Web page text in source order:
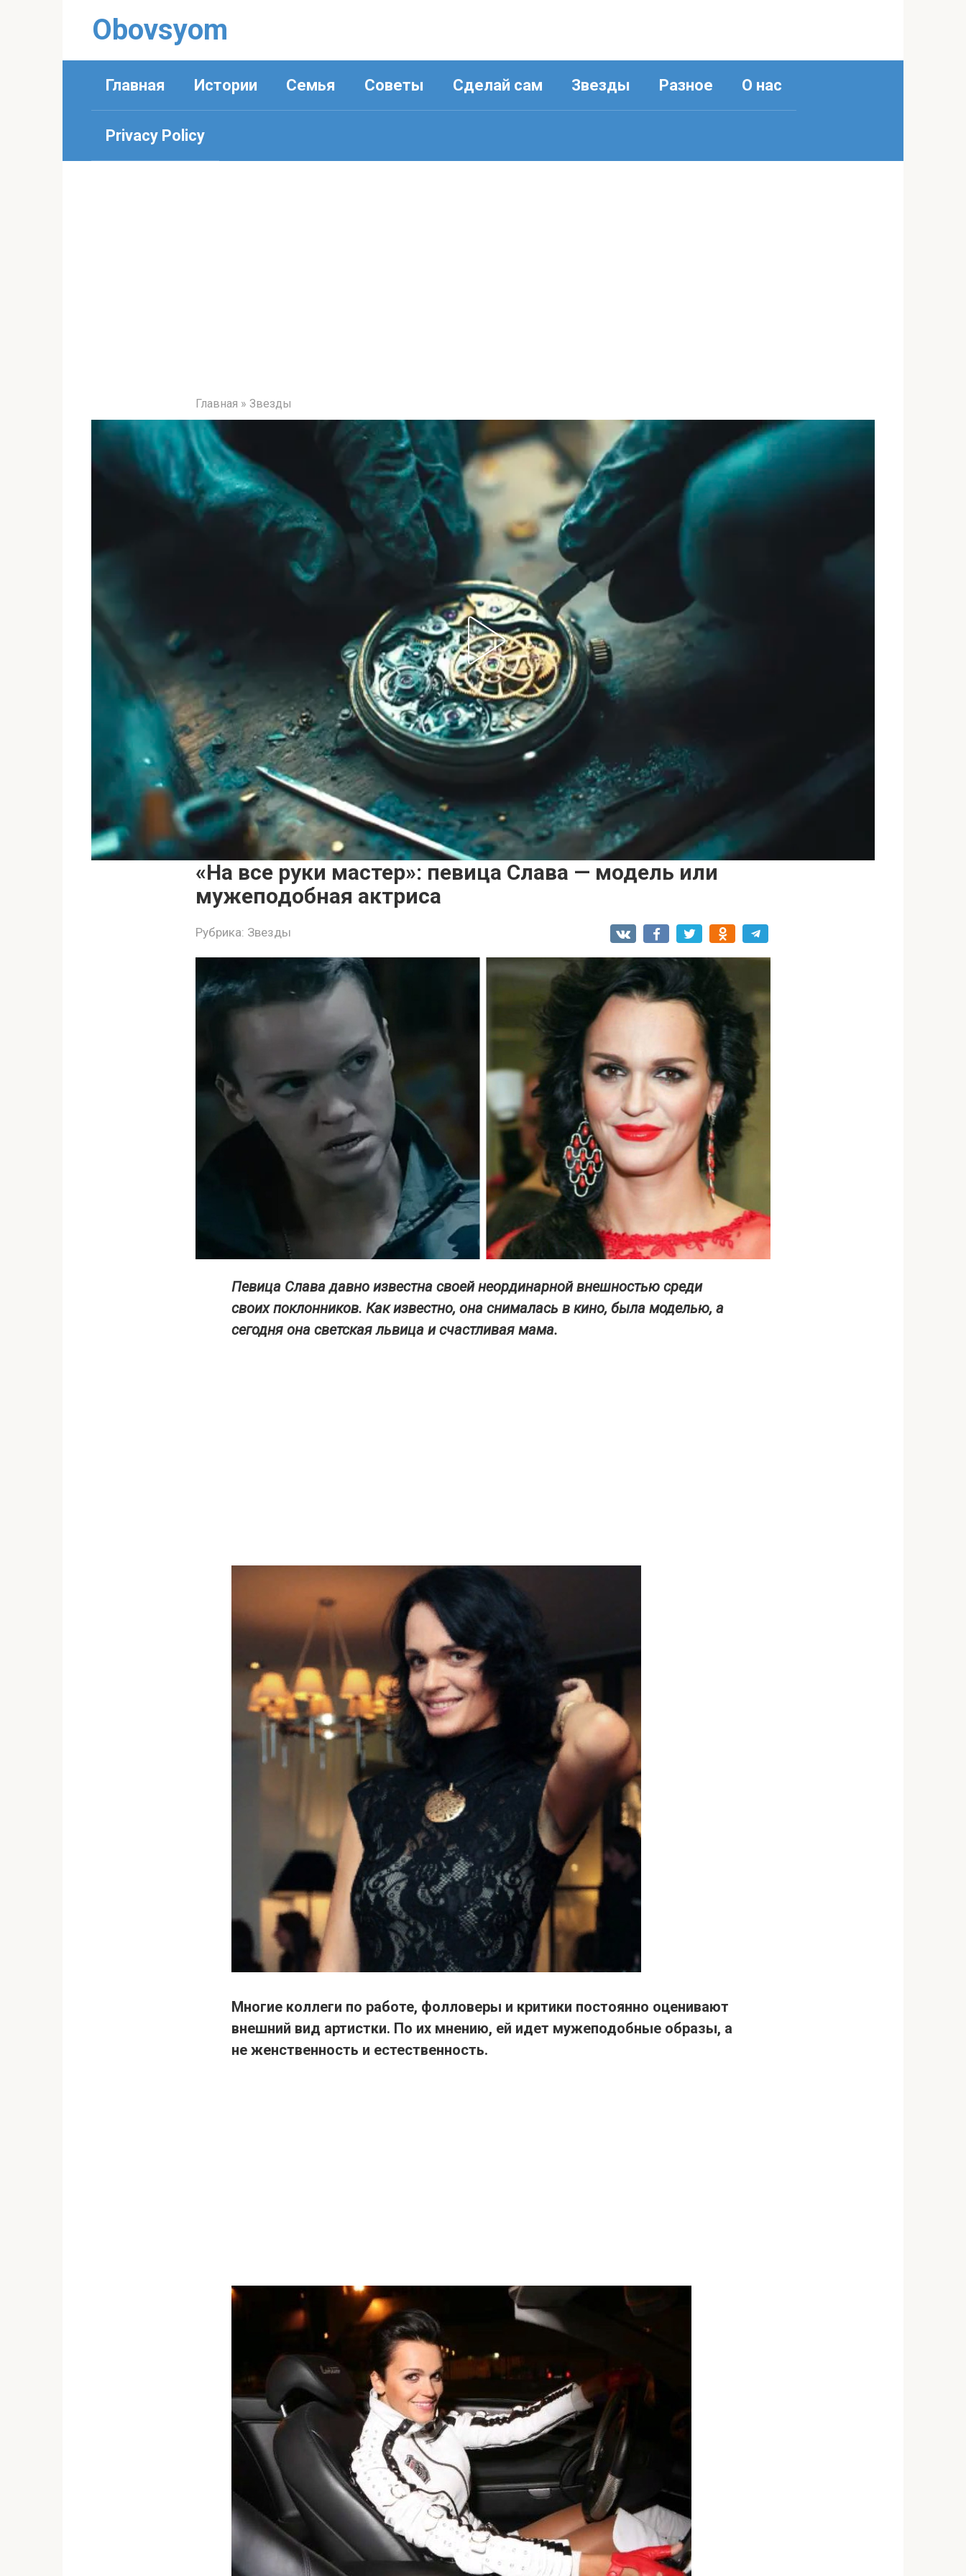
Obovsyom
Главная Истории Семья Советы Сделай сам Звезды Разное О нас
Privacy Policy
Главная » Звезды
«На все руки мастер»: певица Слава — модель или
мужеподобная актриса
Рубрика: Звезды
Певица Слава давно известна своей неординарной внешностью среди
своих поклонников. Как известно, она снималась в кино, была моделью, а
сегодня она светская львица и счастливая мама.
Многие коллеги по работе, фолловеры и критики постоянно оценивают
внешний вид артистки. По их мнению, ей идет мужеподобные образы, а
не женственность и естественность.